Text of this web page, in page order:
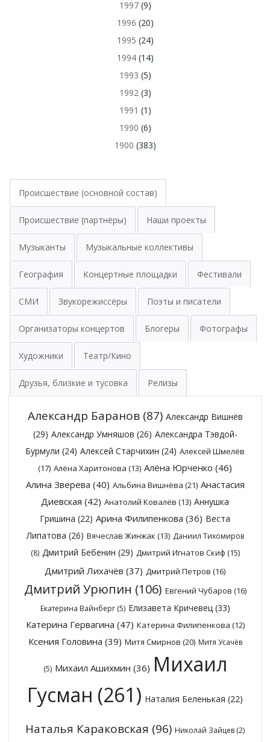
1997(9)
1996 (20)
1995 (24)
1994(14)
1993 (5)
1992(3)
1991 (1)
1990 (6)
1900 (383)
Происшествие (основной состав)
Происшествие (партнёры) Наши проекты
Музыканты Музыкальные коллективы
География Концертные площадки Фестивали
СМИ Звукорежиссёры Поэты и писатели
Организаторы концертов Блогеры Фотографы
Художники Театр/Кино
Друзья, близкие и тусовка Релизы
Александр Баранов(87) Александр Вишнёв
(29) Александр Умняшов (26) Александра Тэвдой-
Бурмули (24) Алексей Старчихин (24) Алексей Шмелёв
(17) Алёна Харитонова (13) Алёна Юрченко (46)
Алина Зверева (40) Альбина Вишнёва (21) Анастасия
Диевская (42) Анатолий Ковалёв (13) Аннушка
Гришина (22) Арина Филипенкова (36) Веста
Липатова (26) Вячеслав Жинжак (13) Даниил Тихомиров
(8) Дмитрий Бебенин (29) Дмитрий Игнатов Скиф (15)
Дмитрий Лихачёв (37) Дмитрий Петров (16)
Дмитрий Урюпин (106) Евгений Чубаров (16)
Екатерина Вайнберг(5) Елизавета Кричевец(33)
Катерина Гервагина (47) Катерина Филипенкова (12)
Ксения Головина (39) Митя Смирнов (20) Митя Усачёв
(5) Михаил Ашихмин (36) Михаил
Гусман (261) Наталия Беленькая (22)
Наталья Караковская (96) Николай Зайцев (2)